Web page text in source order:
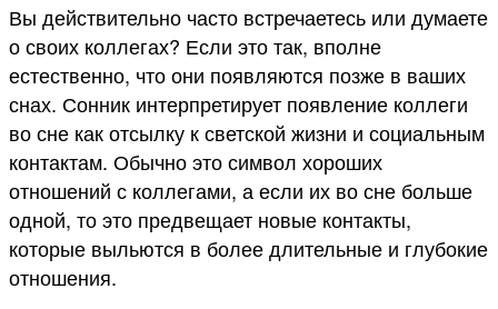
Вы действительно часто встречаетесь или думаете
о своих коллегах? Если это так, вполне
естественно, что они появляются позже в ваших
снах. Сонник интерпретирует появление коллеги
во сне как отсылку к светской жизни и социальным
контактам. Обычно это символ хороших
отношений с коллегами, а если их во сне больше
одной, то это предвещает новые контакты,
которые выльются в более длительные и глубокие
отношения.